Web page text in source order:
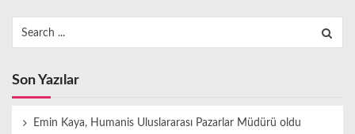
for:
Son Yazılar
Emin Kaya, Humanis Uluslararası Pazarlar Müdürü oldu